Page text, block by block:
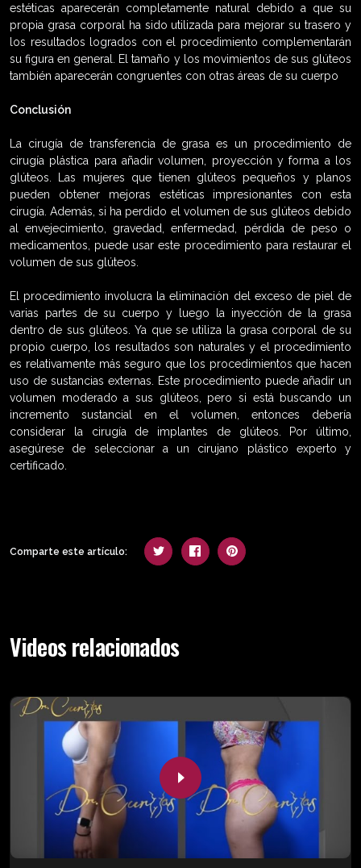
estéticas aparecerán completamente natural debido a que su
propia grasa corporal ha sido utilizada para mejorar su trasero y
los resultados logrados con el procedimiento complementarán
su figura en general. El tamaño y los movimientos de sus glúteos
también aparecerán congruentes con otras áreas de su cuerpo
Conclusión
La cirugía de transferencia de grasa es un procedimiento de
cirugía plástica para añadir volumen, proyección y forma a los
glúteos. Las mujeres que tienen glúteos pequeños y planos
pueden obtener mejoras estéticas impresionantes con esta
cirugía. Además, si ha perdido el volumen de sus glúteos debido
al envejecimiento, gravedad, enfermedad, pérdida de peso o
medicamentos, puede usar este procedimiento para restaurar el
volumen de sus glúteos.
El procedimiento involucra la eliminación del exceso de piel de
varias partes de su cuerpo y luego la inyección de la grasa
dentro de sus glúteos. Ya que se utiliza la grasa corporal de su
propio cuerpo, los resultados son naturales y el procedimiento
es relativamente más seguro que los procedimientos que hacen
uso de sustancias externas. Este procedimiento puede añadir un
volumen moderado a sus glúteos, pero si está buscando un
incremento sustancial en el volumen, entonces debería
considerar la cirugía de implantes de glúteos. Por último,
asegúrese de seleccionar a un cirujano plástico experto y
certificado.
Comparte este artículo:
Videos relacionados